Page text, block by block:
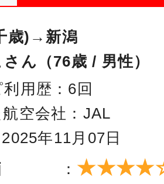
歳)→新潟
ん（76歳 / 男性）
用歴：6回
空会社：JAL
年11月07日
：